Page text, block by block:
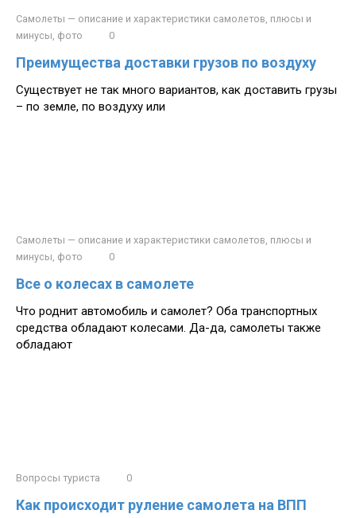
Самолеты — описание и характеристики самолетов, плюсы и
минусы, фото
0
Преимущества доставки грузов по воздуху
Существует не так много вариантов, как доставить грузы
– по земле, по воздуху или
Самолеты — описание и характеристики самолетов, плюсы и
минусы, фото
0
Все о колесах в самолете
Что роднит автомобиль и самолет? Оба транспортных
средства обладают колесами. Да-да, самолеты также
обладают
Вопросы туриста 0
Как происходит руление самолета на ВПП